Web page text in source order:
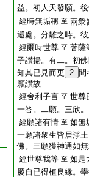
益。初人天發願。
經時無垢稱 至 兩衆
還處。分離之時。
經爾時世尊 至 菩薩
子讃揚。有二。初
知其已見而更 2 間
願讃故
經舍利子言 至 世尊
一答。二願。三欣
經願諸有情 至 如無
一願諸衆生皆居淨
佛。三願獲神通如
經世尊我等 至 如是
慶自已得植良縁。